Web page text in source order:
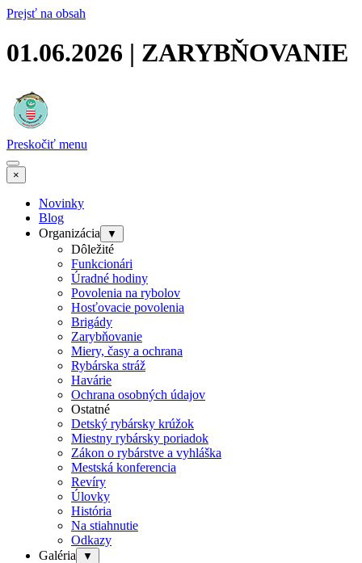
Prejsť na obsah
01.06.2026 | ZARYBŇOVANIE
Preskočiť menu
×
Novinky
Blog
Organizácia
▼
Dôležité
Funkcionári
Úradné hodiny
Povolenia na rybolov
Hosťovacie povolenia
Brigády
Zarybňovanie
Miery, časy a ochrana
Rybárska stráž
Havárie
Ochrana osobných údajov
Ostatné
Detský rybársky krúžok
Miestny rybársky poriadok
Zákon o rybárstve a vyhláška
Mestská konferencia
Revíry
Úlovky
História
Na stiahnutie
Odkazy
Galéria
▼